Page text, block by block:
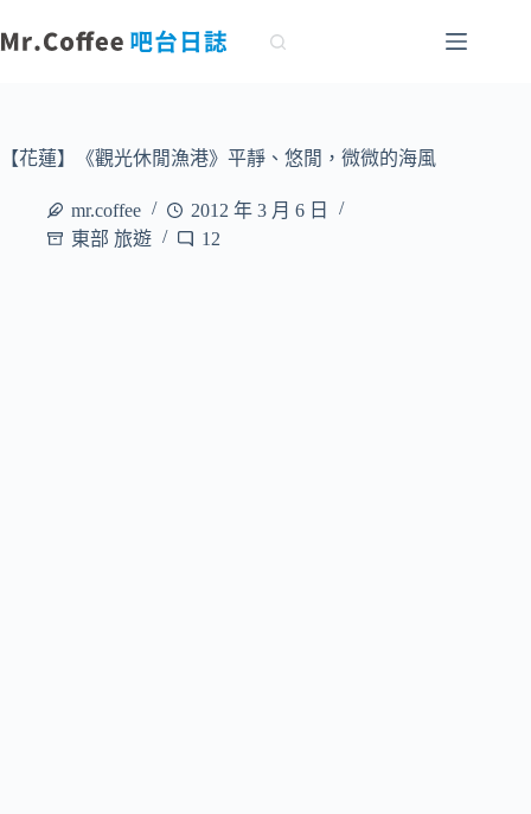
至
容【花蓮】《觀光休閒漁港》平靜、悠閒，微微的海風
mr.coffee
2012 年 3 月 6 日
東部 旅遊
12